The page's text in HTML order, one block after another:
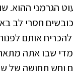
הגרמני ההוא.
חסרי לב
להכריח אותם
שבו אתה מתאר
וחש תחושה